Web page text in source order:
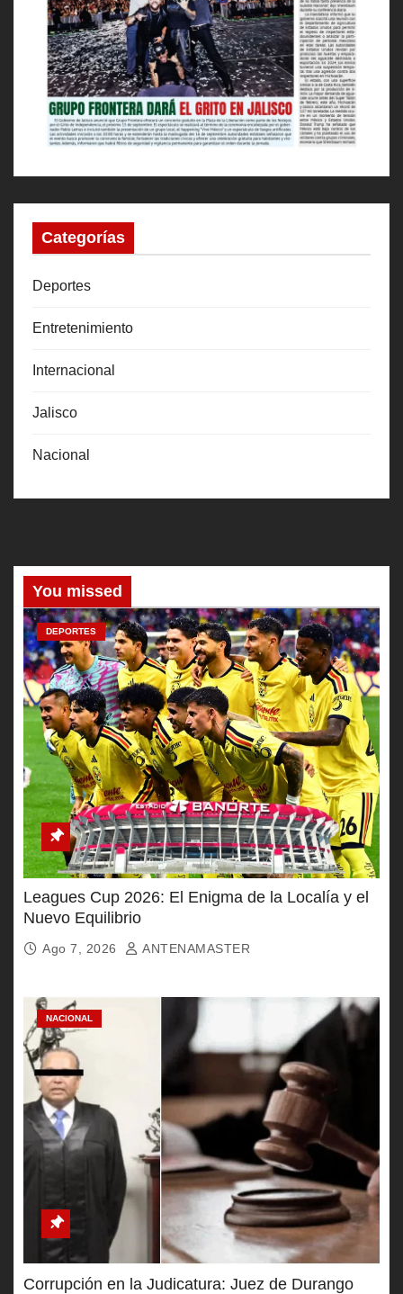
Categorías
Deportes
Entretenimiento
Internacional
Jalisco
Nacional
You missed
DEPORTES
Leagues Cup 2026: El Enigma de la Localía y el
Nuevo Equilibrio
Ago 7, 2026 ANTENAMASTER
NACIONAL
Corrupción en la Judicatura: Juez de Durango